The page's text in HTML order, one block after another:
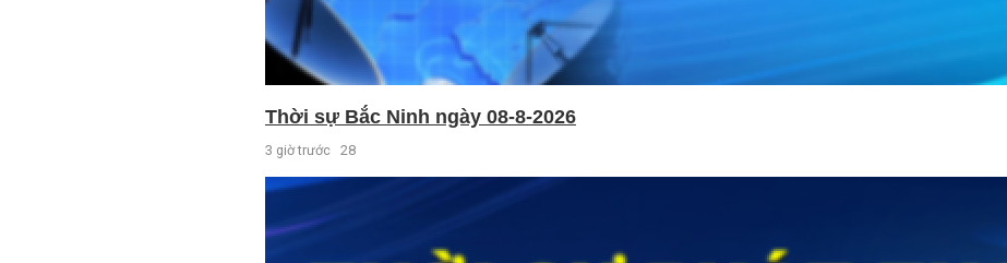
Thời sự Bắc Ninh ngày 08-8-2026
3 giờ trước 28